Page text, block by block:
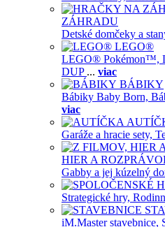
ZÁHRADU
Detské domčeky a
LEGO®
LEGO® Pokémon™,
DUP ... viac
BÁBIKY
Bábiky Baby Born,
viac
Garáže a hracie sety,
HIER A
Gabby a jej kúzelný
Strategické hry,
iM.Master stavebnice,